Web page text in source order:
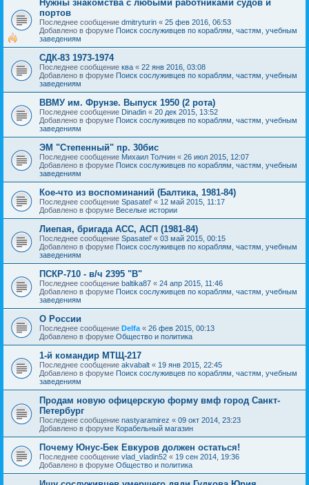
Нужны знакомства с любыми работниками судов и
портов
Последнее сообщение dmitryturin « 25 фев 2016, 06:53
Добавлено в форуме Поиск сослуживцев по кораблям, частям, учебным
заведениям
СДК-83 1973-1974
Последнее сообщение ква « 22 янв 2016, 03:08
Добавлено в форуме Поиск сослуживцев по кораблям, частям, учебным
заведениям
ВВМУ им. Фрунзе. Выпуск 1950 (2 рота)
Последнее сообщение Dinadin « 20 дек 2015, 13:52
Добавлено в форуме Поиск сослуживцев по кораблям, частям, учебным
заведениям
ЭМ "Степенный" пр. 30бис
Последнее сообщение Михаил Толчин « 26 июл 2015, 12:07
Добавлено в форуме Поиск сослуживцев по кораблям, частям, учебным
заведениям
Кое-что из воспоминаний (Балтика, 1981-84)
Последнее сообщение Spasatel' « 12 май 2015, 11:17
Добавлено в форуме Веселые истории
Лиепая, бригада АСС, АСП (1981-84)
Последнее сообщение Spasatel' « 03 май 2015, 00:15
Добавлено в форуме Поиск сослуживцев по кораблям, частям, учебным
заведениям
ПСКР-710 - в/ч 2395 "В"
Последнее сообщение baltika87 « 24 апр 2015, 11:46
Добавлено в форуме Поиск сослуживцев по кораблям, частям, учебным
заведениям
О России
Последнее сообщение Delfa « 26 фев 2015, 00:13
Добавлено в форуме Общество и политика
1-й командир МТЩ-217
Последнее сообщение akvabalt « 19 янв 2015, 22:45
Добавлено в форуме Поиск сослуживцев по кораблям, частям, учебным
заведениям
Продам новую офицерскую форму вмф город Санкт-
Петербург
Последнее сообщение nastyaramirez « 09 окт 2014, 23:23
Добавлено в форуме Корабельный магазин
Почему Юнус-Бек Евкуров должен остаться!
Последнее сообщение vlad_vladin52 « 19 сен 2014, 19:36
Добавлено в форуме Общество и политика